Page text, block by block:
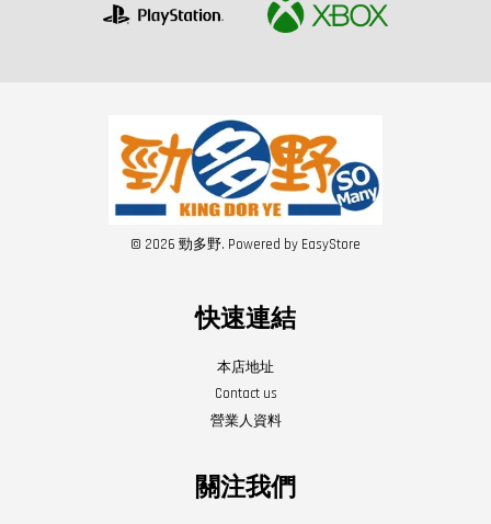
© 2026 勁多野. Powered by EasyStore
快速連結
本店地址
Contact us
營業人資料
關注我們